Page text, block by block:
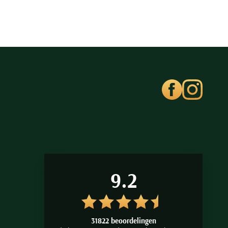
9.2
31822 beoordelingen